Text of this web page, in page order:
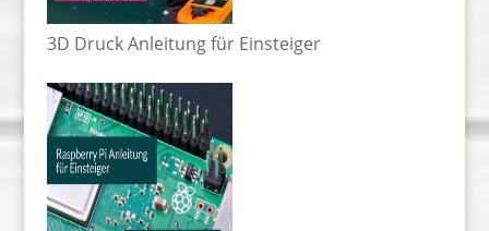
3D Druck Anleitung für Einsteiger